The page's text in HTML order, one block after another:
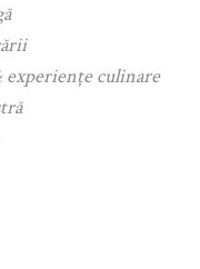
experiențe culinare